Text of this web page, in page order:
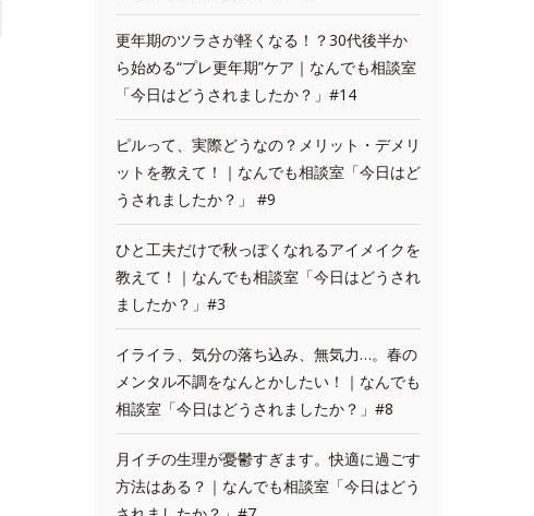
更年期のツラさが軽くなる！？30代後半か
ら始める“プレ更年期”ケア｜なんでも相談室
「今日はどうされましたか？」#14
ピルって、実際どうなの？メリット・デメリ
ットを教えて！｜なんでも相談室「今日はど
うされましたか？」 #9
ひと工夫だけで秋っぽくなれるアイメイクを
教えて！｜なんでも相談室「今日はどうされ
ましたか？」#3
イライラ、気分の落ち込み、無気力…。春の
メンタル不調をなんとかしたい！｜なんでも
相談室「今日はどうされましたか？」#8
月イチの生理が憂鬱すぎます。快適に過ごす
方法はある？｜なんでも相談室「今日はどう